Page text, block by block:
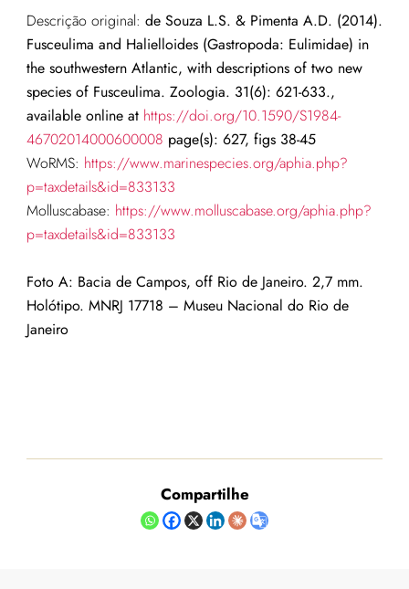
Descrição original: de Souza L.S. & Pimenta A.D. (2014).
Fusceulima and Halielloides (Gastropoda: Eulimidae) in
the southwestern Atlantic, with descriptions of two new
species of Fusceulima. Zoologia. 31(6): 621-633.,
available online at https://doi.org/10.1590/S1984-
46702014000600008 page(s): 627, figs 38-45
WoRMS: https://www.marinespecies.org/aphia.php?
p=taxdetails&id=833133
Molluscabase: https://www.molluscabase.org/aphia.php?
p=taxdetails&id=833133
Foto A: Bacia de Campos, off Rio de Janeiro. 2,7 mm.
Holótipo. MNRJ 17718 – Museu Nacional do Rio de
Janeiro
Compartilhe